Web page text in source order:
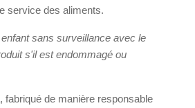
service des aliments.
sans surveillance avec le
s'il est endommagé ou
fabriqué de manière responsable